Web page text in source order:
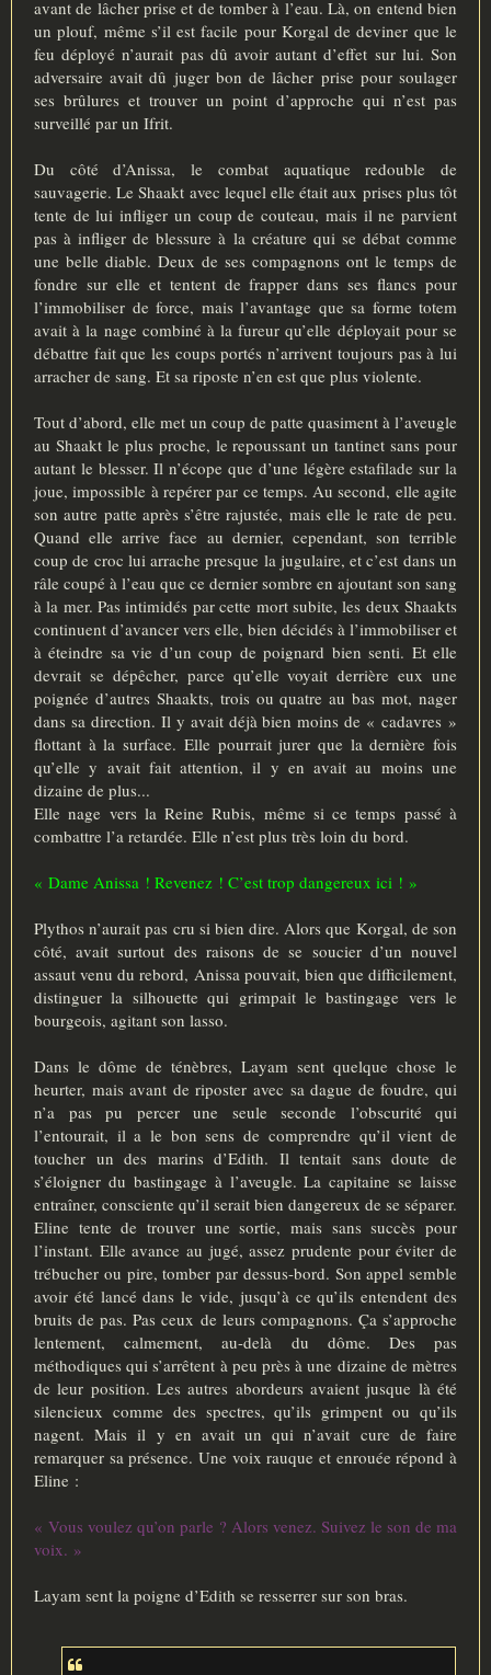
avant de lâcher prise et de tomber à l’eau. Là, on entend bien
un plouf, même s’il est facile pour Korgal de deviner que le
feu déployé n’aurait pas dû avoir autant d’effet sur lui. Son
adversaire avait dû juger bon de lâcher prise pour soulager
ses brûlures et trouver un point d’approche qui n’est pas
surveillé par un Ifrit.
Du côté d’Anissa, le combat aquatique redouble de
sauvagerie. Le Shaakt avec lequel elle était aux prises plus tôt
tente de lui infliger un coup de couteau, mais il ne parvient
pas à infliger de blessure à la créature qui se débat comme
une belle diable. Deux de ses compagnons ont le temps de
fondre sur elle et tentent de frapper dans ses flancs pour
l’immobiliser de force, mais l’avantage que sa forme totem
avait à la nage combiné à la fureur qu’elle déployait pour se
débattre fait que les coups portés n’arrivent toujours pas à lui
arracher de sang. Et sa riposte n’en est que plus violente.
Tout d’abord, elle met un coup de patte quasiment à l’aveugle
au Shaakt le plus proche, le repoussant un tantinet sans pour
autant le blesser. Il n’écope que d’une légère estafilade sur la
joue, impossible à repérer par ce temps. Au second, elle agite
son autre patte après s’être rajustée, mais elle le rate de peu.
Quand elle arrive face au dernier, cependant, son terrible
coup de croc lui arrache presque la jugulaire, et c’est dans un
râle coupé à l’eau que ce dernier sombre en ajoutant son sang
à la mer. Pas intimidés par cette mort subite, les deux Shaakts
continuent d’avancer vers elle, bien décidés à l’immobiliser et
à éteindre sa vie d’un coup de poignard bien senti. Et elle
devrait se dépêcher, parce qu’elle voyait derrière eux une
poignée d’autres Shaakts, trois ou quatre au bas mot, nager
dans sa direction. Il y avait déjà bien moins de « cadavres »
flottant à la surface. Elle pourrait jurer que la dernière fois
qu’elle y avait fait attention, il y en avait au moins une
dizaine de plus...
Elle nage vers la Reine Rubis, même si ce temps passé à
combattre l’a retardée. Elle n’est plus très loin du bord.
« Dame Anissa ! Revenez ! C’est trop dangereux ici ! »
Plythos n’aurait pas cru si bien dire. Alors que Korgal, de son
côté, avait surtout des raisons de se soucier d’un nouvel
assaut venu du rebord, Anissa pouvait, bien que difficilement,
distinguer la silhouette qui grimpait le bastingage vers le
bourgeois, agitant son lasso.
Dans le dôme de ténèbres, Layam sent quelque chose le
heurter, mais avant de riposter avec sa dague de foudre, qui
n’a pas pu percer une seule seconde l’obscurité qui
l’entourait, il a le bon sens de comprendre qu’il vient de
toucher un des marins d’Edith. Il tentait sans doute de
s’éloigner du bastingage à l’aveugle. La capitaine se laisse
entraîner, consciente qu’il serait bien dangereux de se séparer.
Eline tente de trouver une sortie, mais sans succès pour
l’instant. Elle avance au jugé, assez prudente pour éviter de
trébucher ou pire, tomber par dessus-bord. Son appel semble
avoir été lancé dans le vide, jusqu’à ce qu’ils entendent des
bruits de pas. Pas ceux de leurs compagnons. Ça s’approche
lentement, calmement, au-delà du dôme. Des pas
méthodiques qui s’arrêtent à peu près à une dizaine de mètres
de leur position. Les autres abordeurs avaient jusque là été
silencieux comme des spectres, qu’ils grimpent ou qu’ils
nagent. Mais il y en avait un qui n’avait cure de faire
remarquer sa présence. Une voix rauque et enrouée répond à
Eline :
« Vous voulez qu’on parle ? Alors venez. Suivez le son de ma
voix. »
Layam sent la poigne d’Edith se resserrer sur son bras.